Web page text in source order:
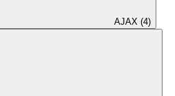
AJAX (4)